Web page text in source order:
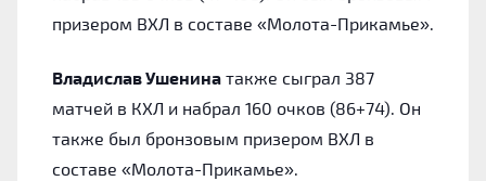
призером ВХЛ в составе «Молота-Прикамье».
Владислав Ушенина также сыграл 387
матчей в КХЛ и набрал 160 очков (86+74). Он
также был бронзовым призером ВХЛ в
составе «Молота-Прикамье».